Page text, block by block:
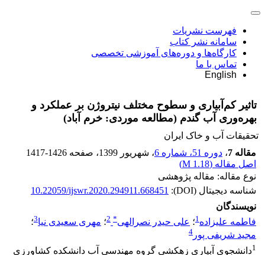
فهرست نشریات
سامانه نشر کتاب
کارگاه‌ها و دوره‌های آموزشی تخصصی
تماس با ما
English
تاثیر کم‌آبیاری و سطوح مختلف نیتروژن بر عملکرد و
بهره‌وری آب گندم (مطالعه موردی: خرم آباد)
تحقیقات آب و خاک ایران
مقاله 7
، دوره 51، شماره 6 ، شهریور 1399 ، صفحه 1417-1426
اصل مقاله (1.18 M
)
نوع مقاله: مقاله پژوهشی
شناسه دیجیتال (DOI):
10.22059/ijswr.2020.294911.668451
نویسندگان
فاطمه علیزاده1؛ علی حیدر نصرالهی*
2؛ مهری سعیدی نیا3؛
مجید شریفی پور 4
1دانشجوی آبیاری زهکشی گروه مهندسی آب دانشکده کشاورزی